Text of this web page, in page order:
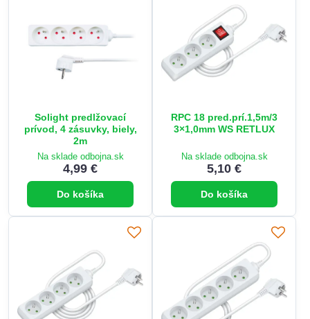
Solight predlžovací
prívod, 4 zásuvky, biely,
2m
Na sklade odbojna.sk
4,99 €
Do košíka
RPC 18 pred.prí.1,5m/3
3×1,0mm WS RETLUX
Na sklade odbojna.sk
5,10 €
Do košíka